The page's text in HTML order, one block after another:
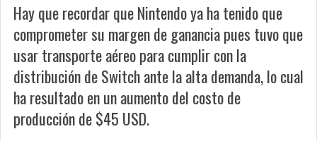
Hay que recordar que Nintendo ya ha tenido que
comprometer su margen de ganancia pues tuvo que
usar transporte aéreo para cumplir con la
distribución de Switch ante la alta demanda, lo cual
ha resultado en un aumento del costo de
producción de $45 USD.